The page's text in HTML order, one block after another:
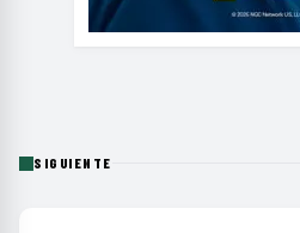
SIGUIENTE